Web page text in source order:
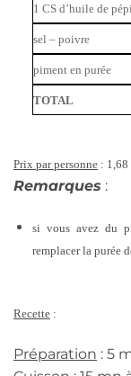
1 CS d’huile de
sel – poivre
piment en purée
TOTAL
Prix par personne : 1,68
Remarques :
si vous avez du
remplacer la purée
Recette :
Préparation : 5